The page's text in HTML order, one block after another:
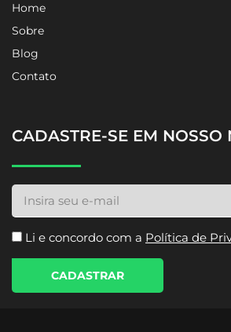
Home
Sobre
Blog
Contato
CADASTRE-SE EM NOSSO
Li e concordo com a Política de
CADASTRAR